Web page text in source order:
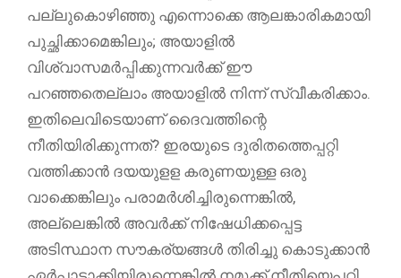
പല്ലുകൊഴിഞ്ഞു എന്നൊക്കെ ആലങ്കാരികമായി
പുച്ഛിക്കാമെങ്കിലും; അയാളിൽ
വിശ്വാസമർപ്പിക്കുന്നവർക്ക് ഈ
പറഞ്ഞതെല്ലാം അയാളിൽ നിന്ന് സ്വീകരിക്കാം.
ഇതിലെവിടെയാണ് ദൈവത്തിന്റെ
നീതിയിരിക്കുന്നത്? ഇരയുടെ ദുരിതത്തെപ്പറ്റി
വത്തിക്കാൻ ദയയുളള കരുണയുള്ള ഒരു
വാക്കെങ്കിലും പരാമർശിച്ചിരുന്നെങ്കിൽ,
അല്ലെങ്കിൽ അവർക്ക് നിഷേധിക്കപ്പെട്ട
അടിസ്ഥാന സൗകര്യങ്ങൾ തിരിച്ചു കൊടുക്കാൻ